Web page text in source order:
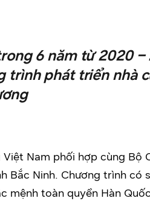
6 năm từ 2020 –
trình phát triển nhà
Việt Nam phối hợp cùng
Bắc Ninh. Chương trình có
mệnh toàn quyền Hàn